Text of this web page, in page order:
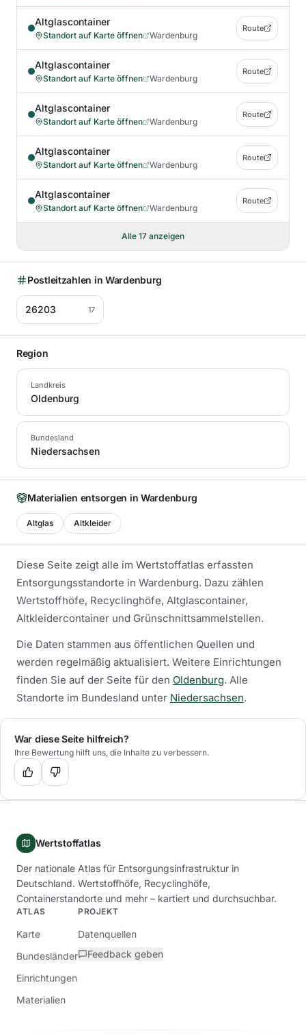
Altglascontainer
Standort auf Karte öffnen Wardenburg
Route
Altglascontainer
Standort auf Karte öffnen Wardenburg
Route
Altglascontainer
Standort auf Karte öffnen Wardenburg
Route
Altglascontainer
Standort auf Karte öffnen Wardenburg
Route
Altglascontainer
Standort auf Karte öffnen Wardenburg
Route
Alle 17 anzeigen
Postleitzahlen in Wardenburg
26203 17
Region
Landkreis
Oldenburg
Bundesland
Niedersachsen
Materialien entsorgen inWardenburg
Altglas Altkleider
Diese Seite zeigt alle im Wertstoffatlas erfassten
Entsorgungsstandorte in Wardenburg. Dazu zählen
Wertstoffhöfe, Recyclinghöfe, Altglascontainer,
Altkleidercontainer und Grünschnittsammelstellen.
Die Daten stammen aus öffentlichen Quellen und
werden regelmäßig aktualisiert. Weitere Einrichtungen
finden Sie auf der Seite für den Oldenburg. Alle
Standorte im Bundesland unter Niedersachsen.
War diese Seite hilfreich?
Ihre Bewertung hilft uns, die Inhalte zu verbessern.
Wertstoffatlas
Der nationale Atlas für Entsorgungsinfrastruktur in
Deutschland. Wertstoffhöfe, Recyclinghöfe,
Containerstandorte und mehr – kartiert und durchsuchbar.
ATLAS
Karte
Bundesländer
Einrichtungen
Materialien
PROJEKT
Datenquellen
Feedback geben